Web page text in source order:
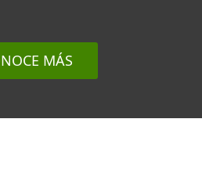
MÁS